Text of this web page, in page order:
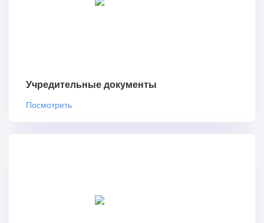
Учредительные документы
Посмотреть